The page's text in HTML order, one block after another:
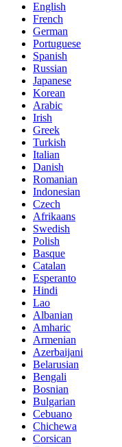
English
French
German
Portuguese
Spanish
Russian
Japanese
Korean
Arabic
Irish
Greek
Turkish
Italian
Danish
Romanian
Indonesian
Czech
Afrikaans
Swedish
Polish
Basque
Catalan
Esperanto
Hindi
Lao
Albanian
Amharic
Armenian
Azerbaijani
Belarusian
Bengali
Bosnian
Bulgarian
Cebuano
Chichewa
Corsican